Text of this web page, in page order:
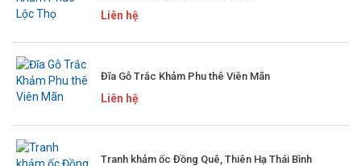
Liên hệ
Đĩa Gỗ Trắc Khảm Phu thê Viên Mãn
Liên hệ
Tranh khảm ốc Đồng Quê, Thiên Hạ Thái Bình